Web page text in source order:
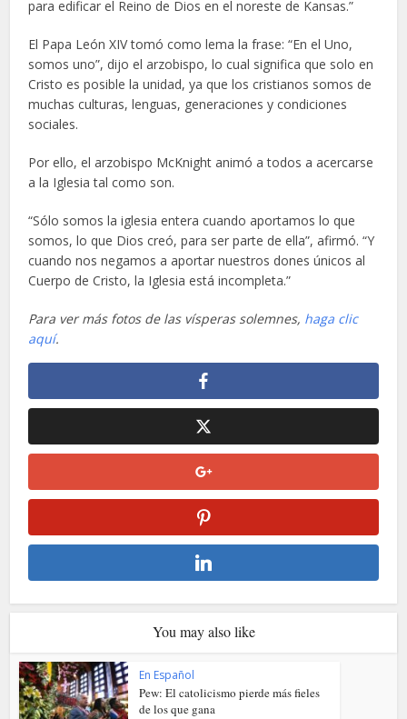
para edificar el Reino de Dios en el noreste de Kansas.”
El Papa León XIV tomó como lema la frase: “En el Uno,
somos uno”, dijo el arzobispo, lo cual significa que solo en
Cristo es posible la unidad, ya que los cristianos somos de
muchas culturas, lenguas, generaciones y condiciones
sociales.
Por ello, el arzobispo McKnight animó a todos a acercarse
a la Iglesia tal como son.
“Sólo somos la iglesia entera cuando aportamos lo que
somos, lo que Dios creó, para ser parte de ella”, afirmó. “Y
cuando nos negamos a aportar nuestros dones únicos al
Cuerpo de Cristo, la Iglesia está incompleta.”
Para ver más fotos de las vísperas solemnes, haga clic
aquí.
You may also like
En Español
Pew: El catolicismo pierde más fieles
de los que gana